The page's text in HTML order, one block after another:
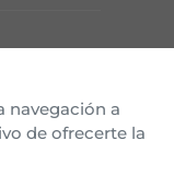
navegación a
de ofrecerte la